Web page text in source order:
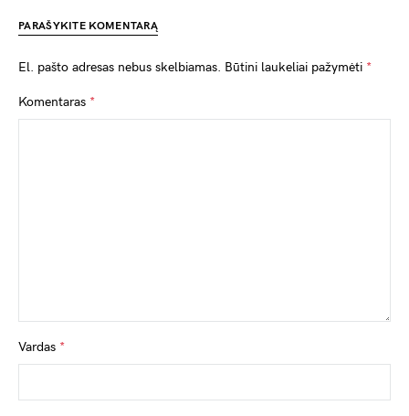
PARAŠYKITE KOMENTARĄ
El. pašto adresas nebus skelbiamas. Būtini laukeliai pažymėti *
Komentaras *
Vardas *